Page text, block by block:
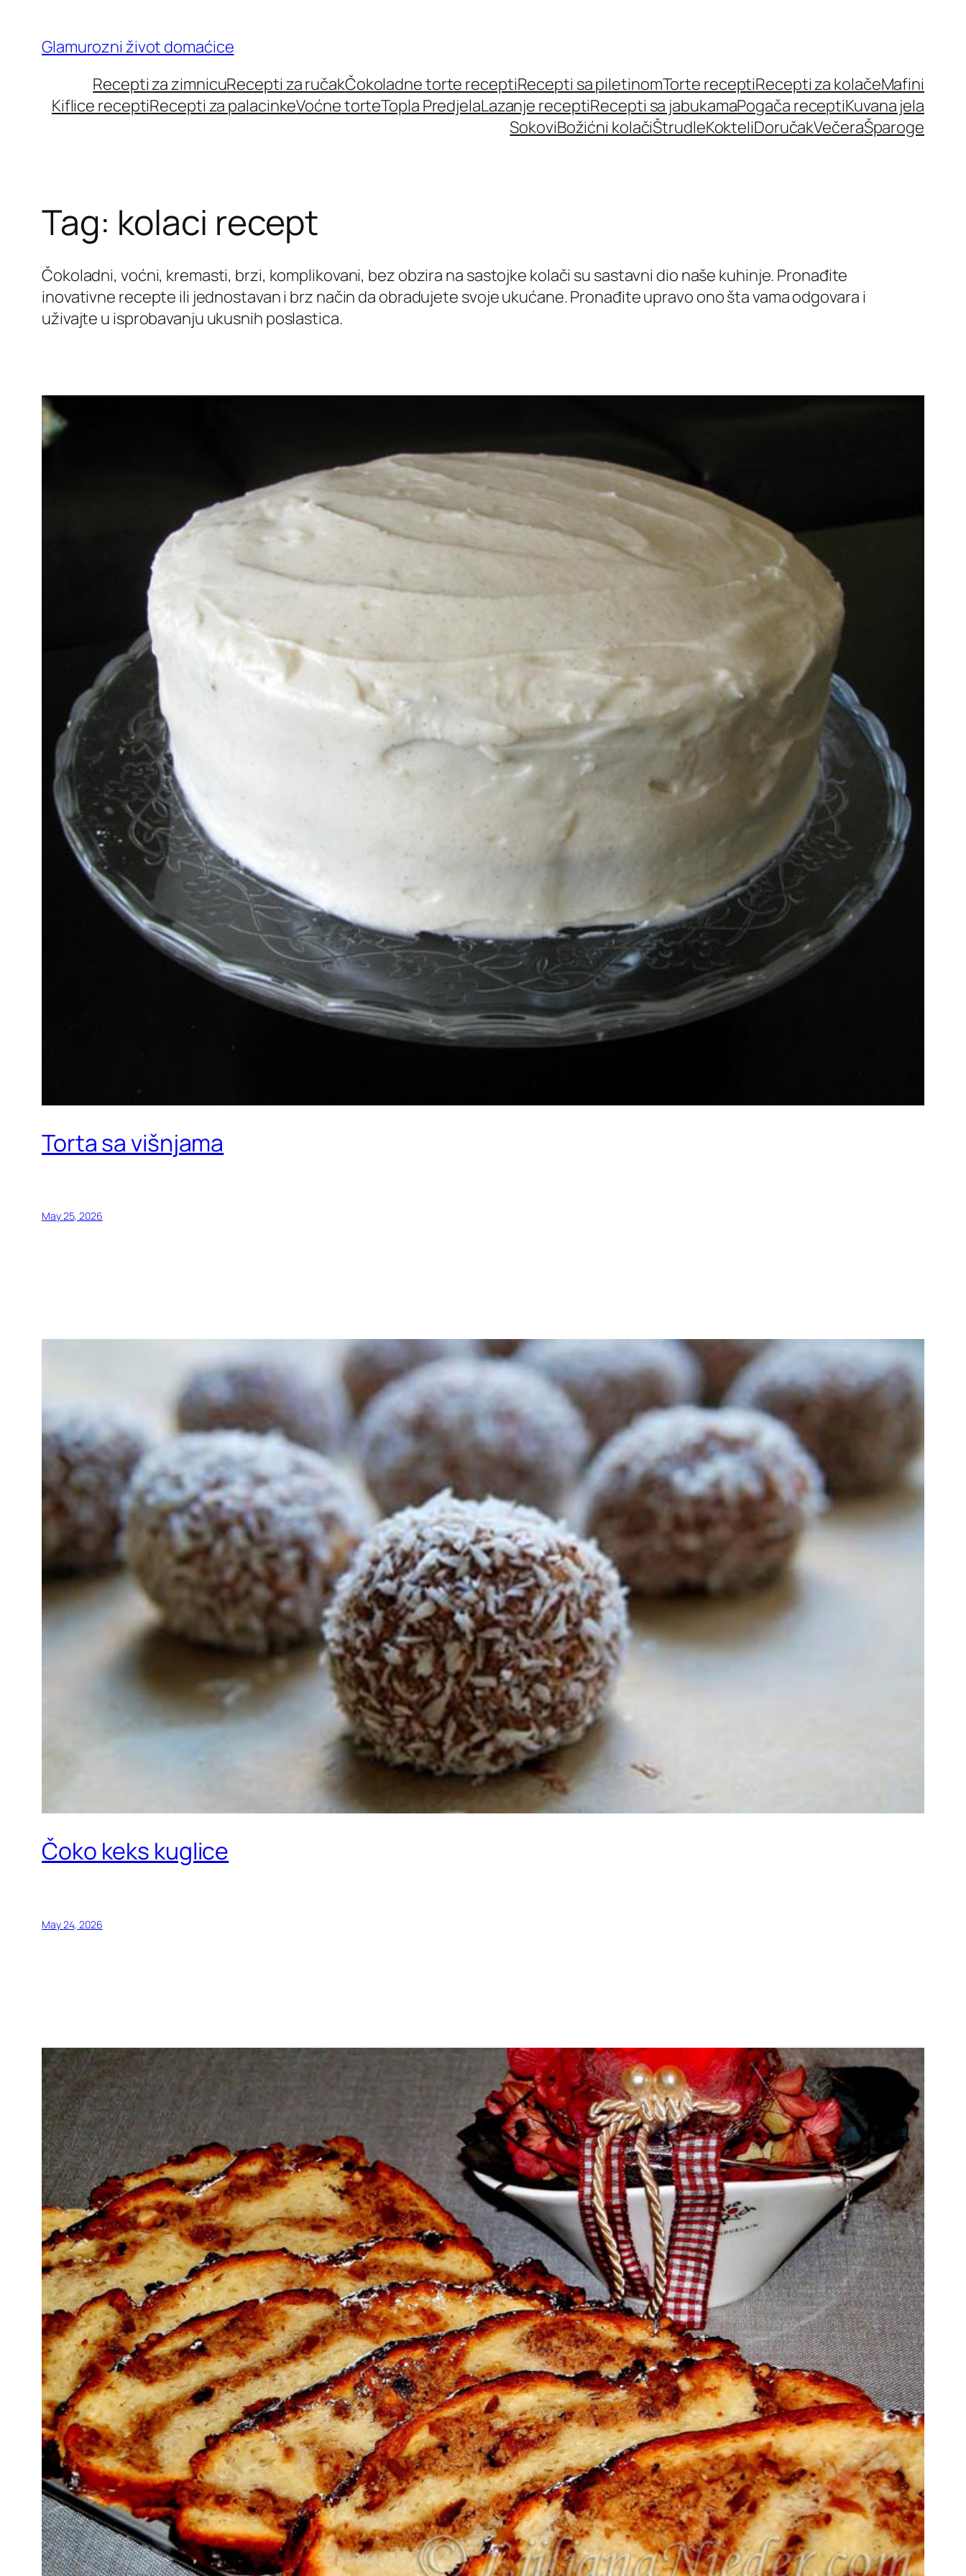
content
Glamurozni život domaćice
Recepti za zimnicuRecepti za ručakČokoladne torte receptiRecepti sa piletinomTorte receptiRecepti za kolačeMafini
Kiflice receptiRecepti za palacinkeVoćne torteTopla PredjelaLazanje receptiRecepti sa jabukamaPogača receptiKuvana jela
SokoviBožićni kolačiŠtrudleKokteliDoručakVečeraŠparoge
Tag: kolaci recept
Čokoladni, voćni, kremasti, brzi, komplikovani, bez obzira na sastojke kolači su sastavni dio naše kuhinje. Pronađite
inovativne recepte ili jednostavan i brz način da obradujete svoje ukućane. Pronađite upravo ono šta vama odgovara i
uživajte u isprobavanju ukusnih poslastica.
Torta sa višnjama
May 25, 2026
Čoko keks kuglice
May 24, 2026